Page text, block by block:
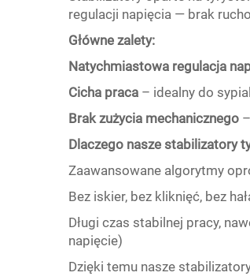
regulacji napięcia — brak
Główne zalety:
Natychmiastowa regulacja
Cicha praca – idealny do
Brak zużycia mechanicznego
Dlaczego nasze stabilizatory
Zaawansowane algorytmy
Bez iskier, bez kliknięć, bez
Długi czas stabilnej pracy,
napięcie)
Dzięki temu nasze